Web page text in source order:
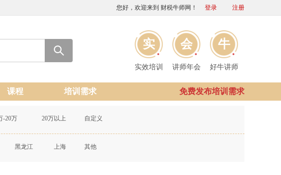
您好，欢迎来到 财税牛师网！ 登录 注册
实
实效培训
会
讲师年会
牛
好牛讲师
课程 培训需求 免费发布培训需求
-20万 20万以上 自定义
黑龙江 上海 其他